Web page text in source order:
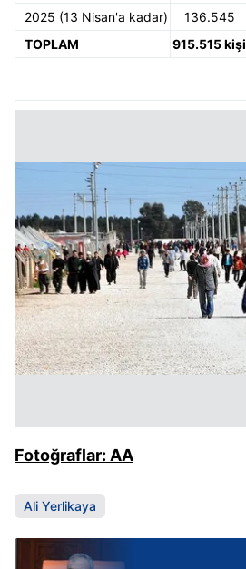
2025 (13 Nisan'a kadar)
136.545
TOPLAM
915.515 kişi
Fotoğraflar: AA
Ali Yerlikaya